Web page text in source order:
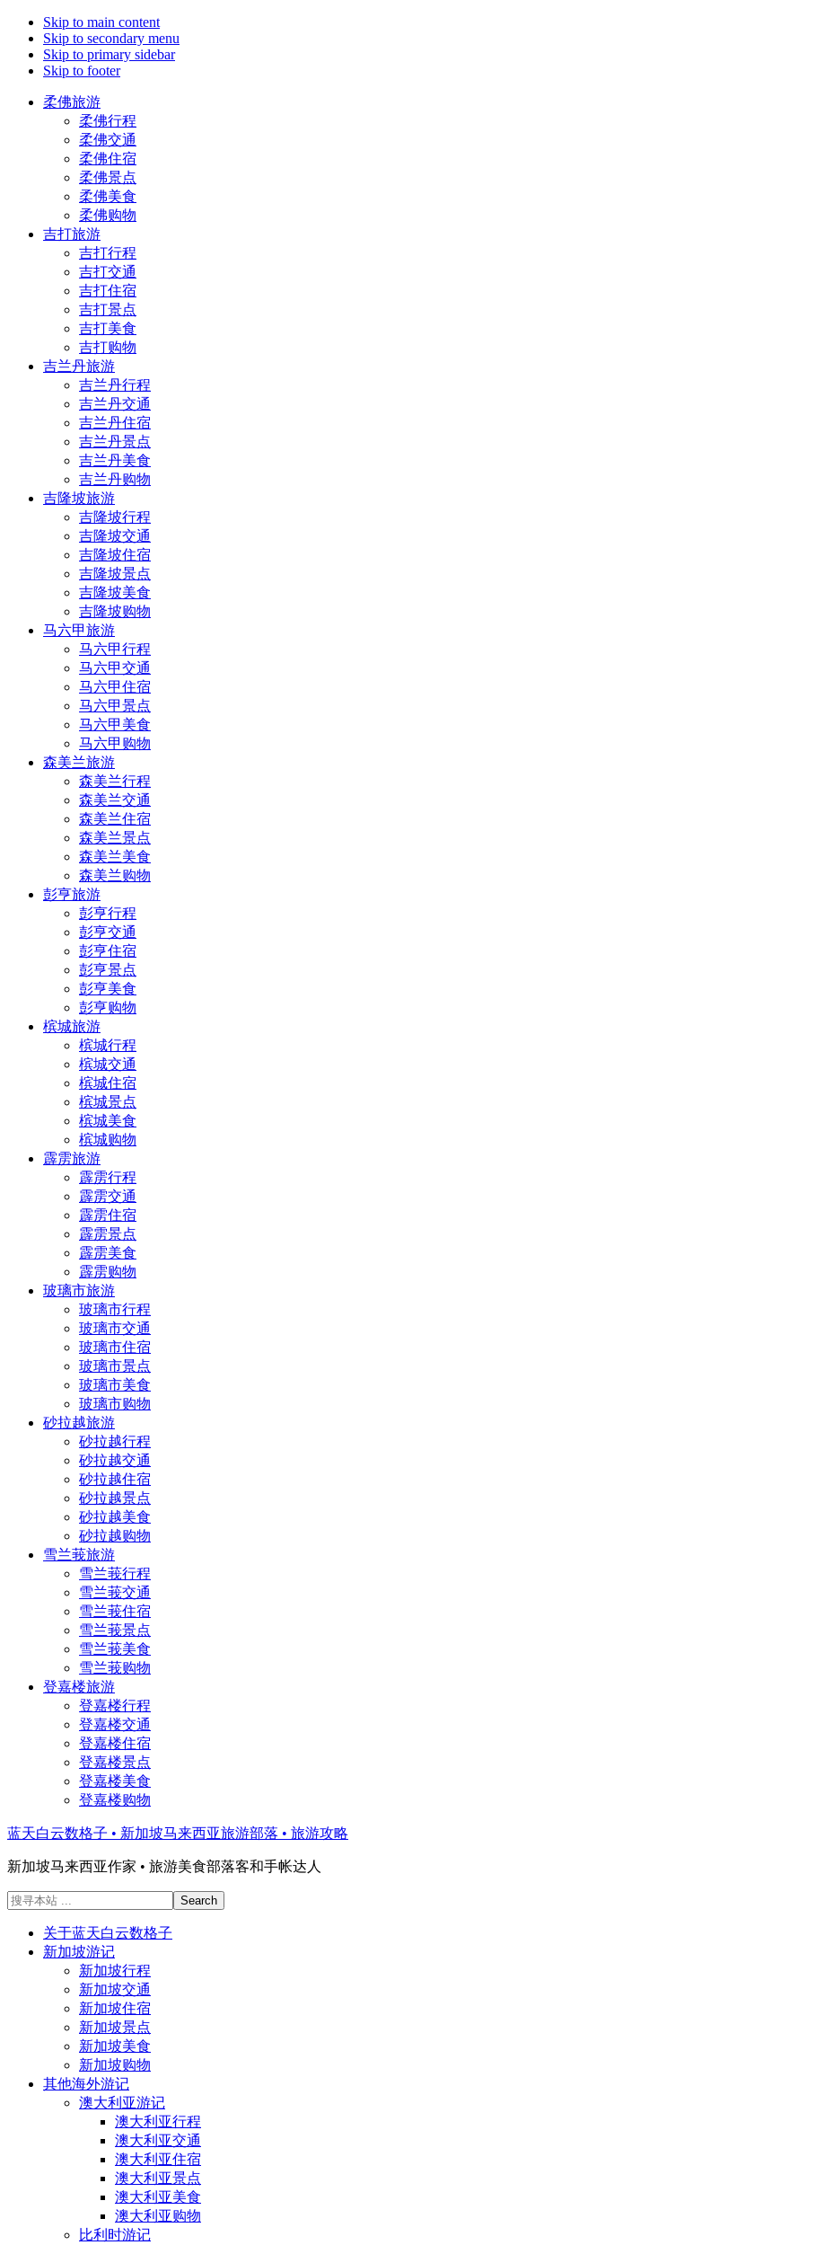
Skip to main content
Skip to secondary menu
Skip to primary sidebar
Skip to footer
柔佛旅游
柔佛行程
柔佛交通
柔佛住宿
柔佛景点
柔佛美食
柔佛购物
吉打旅游
吉打行程
吉打交通
吉打住宿
吉打景点
吉打美食
吉打购物
吉兰丹旅游
吉兰丹行程
吉兰丹交通
吉兰丹住宿
吉兰丹景点
吉兰丹美食
吉兰丹购物
吉隆坡旅游
吉隆坡行程
吉隆坡交通
吉隆坡住宿
吉隆坡景点
吉隆坡美食
吉隆坡购物
马六甲旅游
马六甲行程
马六甲交通
马六甲住宿
马六甲景点
马六甲美食
马六甲购物
森美兰旅游
森美兰行程
森美兰交通
森美兰住宿
森美兰景点
森美兰美食
森美兰购物
彭亨旅游
彭亨行程
彭亨交通
彭亨住宿
彭亨景点
彭亨美食
彭亨购物
槟城旅游
槟城行程
槟城交通
槟城住宿
槟城景点
槟城美食
槟城购物
霹雳旅游
霹雳行程
霹雳交通
霹雳住宿
霹雳景点
霹雳美食
霹雳购物
玻璃市旅游
玻璃市行程
玻璃市交通
玻璃市住宿
玻璃市景点
玻璃市美食
玻璃市购物
砂拉越旅游
砂拉越行程
砂拉越交通
砂拉越住宿
砂拉越景点
砂拉越美食
砂拉越购物
雪兰莪旅游
雪兰莪行程
雪兰莪交通
雪兰莪住宿
雪兰莪景点
雪兰莪美食
雪兰莪购物
登嘉楼旅游
登嘉楼行程
登嘉楼交通
登嘉楼住宿
登嘉楼景点
登嘉楼美食
登嘉楼购物
蓝天白云数格子 • 新加坡马来西亚旅游部落 • 旅游攻略
新加坡马来西亚作家 • 旅游美食部落客和手帐达人
搜
关于蓝天白云数格子
新加坡游记
新加坡行程
新加坡交通
新加坡住宿
新加坡景点
新加坡美食
新加坡购物
其他海外游记
澳大利亚游记
澳大利亚行程
澳大利亚交通
澳大利亚住宿
澳大利亚景点
澳大利亚美食
澳大利亚购物
比利时游记